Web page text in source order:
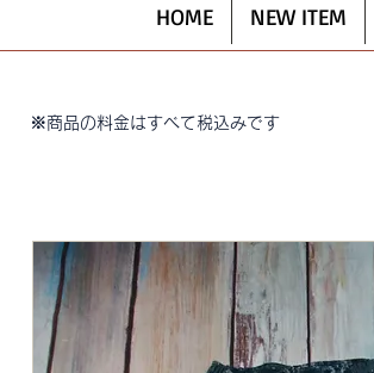
HOME NEW ITEM
※商品の料金はすべて税込みです